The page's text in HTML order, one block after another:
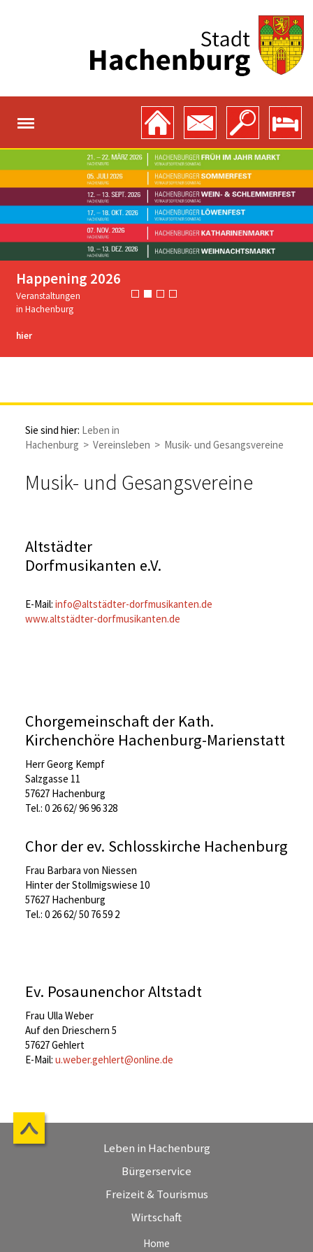
Happening 2026
Veranstaltungen
in Hachenburg
hier
Sie sind hier: Leben in
Hachenburg > Vereinsleben > Musik- und Gesangsvereine
Musik- und Gesangsvereine
Altstädter
Dorfmusikanten e.V.
E-Mail: info@altstädter-dorfmusikanten.de
www.altstädter-dorfmusikanten.de
Chorgemeinschaft der Kath.
Kirchenchöre Hachenburg-Marienstatt
Herr Georg Kempf
Salzgasse 11
57627 Hachenburg
Tel.: 0 26 62/ 96 96 328
Chor der ev. Schlosskirche Hachenburg
Frau Barbara von Niessen
Hinter der Stollmigswiese 10
57627 Hachenburg
Tel.: 0 26 62/ 50 76 59 2
Ev. Posaunenchor Altstadt
Frau Ulla Weber
Auf den Drieschern 5
57627 Gehlert
E-Mail: u.weber.gehlert@online.de
Leben in Hachenburg
Bürgerservice
Freizeit & Tourismus
Wirtschaft
Home